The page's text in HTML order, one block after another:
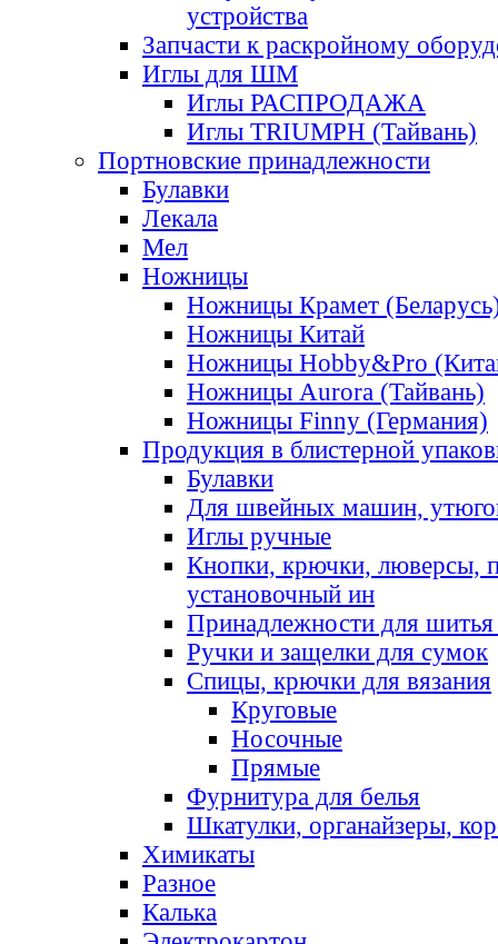
устройства
Запчасти к раскройному
Иглы для ШМ
Иглы РАСПРОДАЖА
Иглы TRIUMPH (Тайвань)
Портновские принадлежности
Булавки
Лекала
Мел
Ножницы
Ножницы Крамет
Ножницы Китай
Ножницы Hobby&Pro
Ножницы Aurora (Тайвань)
Ножницы Finny (Германия)
Продукция в блистерной
Булавки
Для швейных машин,
Иглы ручные
Кнопки, крючки, люверсы,
установочный ин
Принадлежности для шитья
Ручки и защелки для сумок
Спицы, крючки для вязания
Круговые
Носочные
Прямые
Фурнитура для белья
Шкатулки, органайзеры,
Химикаты
Разное
Калька